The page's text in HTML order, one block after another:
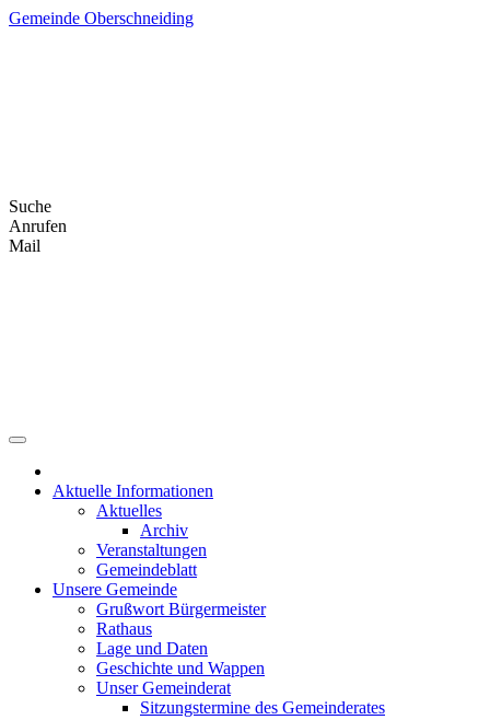
Skip
Gemeinde Oberschneiding
Suche
Anrufen
Mail
Aktuelle Informationen
Aktuelles
Archiv
Veranstaltungen
Gemeindeblatt
Unsere Gemeinde
Grußwort Bürgermeister
Rathaus
Lage und Daten
Geschichte und Wappen
Unser Gemeinderat
Sitzungstermine des Gemeinderates